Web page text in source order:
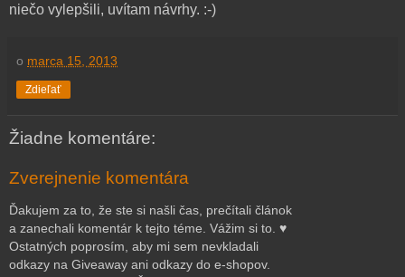
niečo vylepšili, uvítam návrhy. :-)
o marca 15, 2013
Zdieľať
Žiadne komentáre:
Zverejnenie komentára
Ďakujem za to, že ste si našli čas, prečítali článok
a zanechali komentár k tejto téme. Vážim si to. ♥
Ostatných poprosím, aby mi sem nevkladali
odkazy na Giveaway ani odkazy do e-shopov.